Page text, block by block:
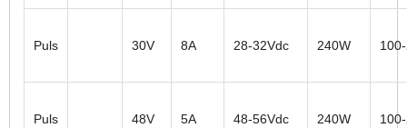
Puls 30V 8A 28-32Vdc 240W
Puls 48V 5A 48-56Vdc 240W